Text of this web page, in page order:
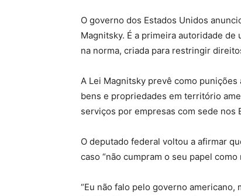
O governo dos Estados Unidos
Magnitsky. É a primeira autoridade
na norma, criada para restringir
A Lei Magnitsky prevê como
bens e propriedades em território
serviços por empresas com sede nos
O deputado federal voltou a afirmar
caso “não cumpram o seu papel
“Eu não falo pelo governo